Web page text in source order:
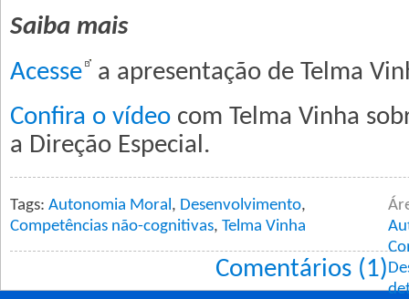
Saiba mais
Acesse
a apresentação de Telma
Confira o vídeo com Telma Vinha
a Direção Especial.
Tags: Autonomia Moral , Desenvolvimento,
Competências não-cognitivas, Telma Vinha
Comentários (1)